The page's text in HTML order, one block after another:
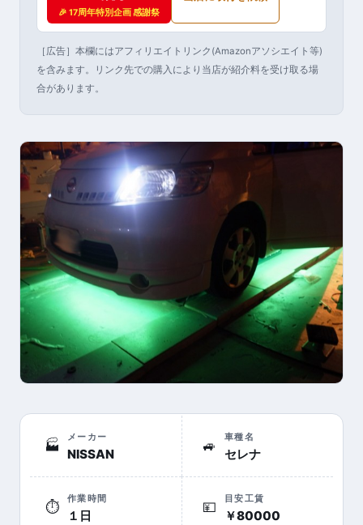
🎉 17周年特別企画 感謝祭
［広告］本欄にはアフィリエイトリンク(Amazonアソシエイト等)
を含みます。リンク先での購入により当店が紹介料を受け取る場
合があります。
🏭
メーカー
NISSAN
🚙
車種名
セレナ
⏱
作業時間
１日
💴
目安工賃
￥80000